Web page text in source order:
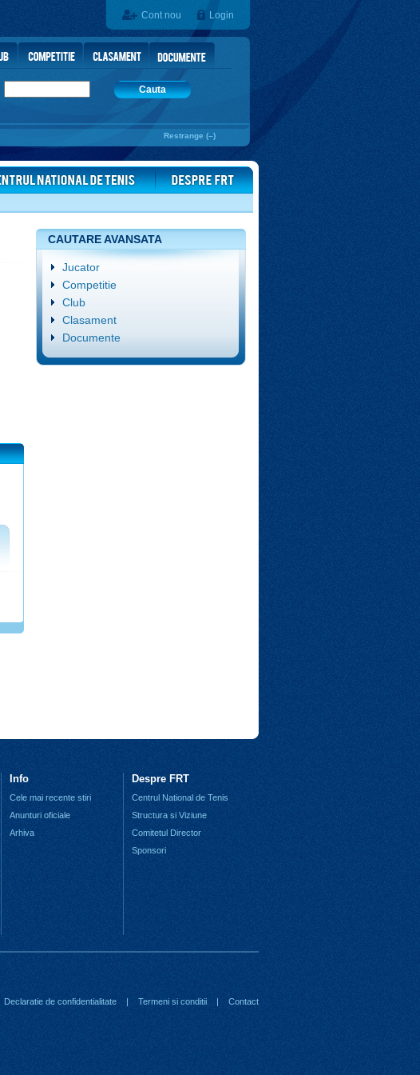
Cont nou Login
Cauta
Restrange (–)
CAUTARE AVANSATA
Jucator
Competitie
Club
Clasament
Documente
Info
Cele mai recente stiri
Anunturi oficiale
Arhiva
Despre FRT
Centrul National de Tenis
Structura si Viziune
Comitetul Director
Sponsori
Contact
|
Termeni si conditii
|
Declaratie de confidentialitate